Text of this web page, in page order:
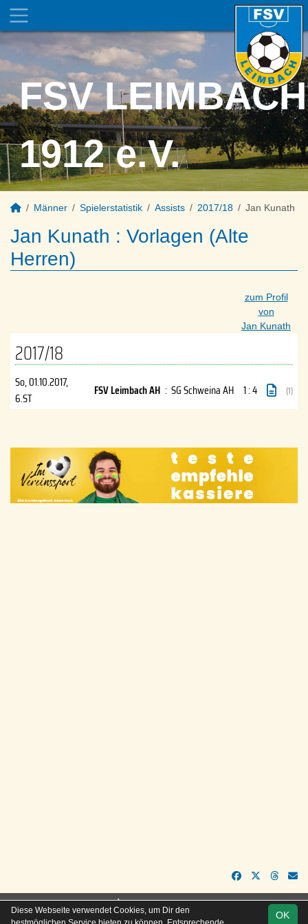
FSV LEIMBACH
1912 e.V.
Männer Spielerstatistik Assists 2017/18 Jan Kunath
Jan Kunath : Vorlagen (Alte
Herren)
zum Profil
von
Jan Kunath
2017/18
So, 01.10.2017,
6.ST
FSV Leimbach AH : SG Schweina AH 1 : 4 (1)
soccero.de
OK
Diese Webseite verwendet Cookies, um Dir den